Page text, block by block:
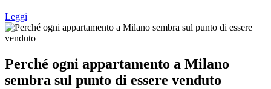
Leggi
Perché ogni appartamento a Milano
sembra sul punto di essere venduto